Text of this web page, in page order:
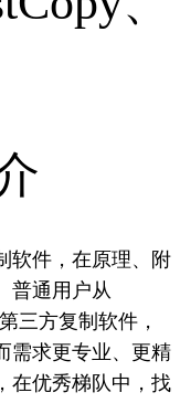
软件，在原理、附
普通用户从
三方复制软件，
需求更专业、更精
在优秀梯队中，找